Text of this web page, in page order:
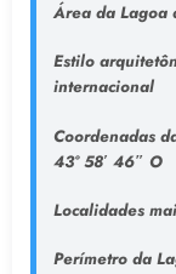
Área da Lagoa
Estilo
internacional
Coordenadas
43° 58′ 46″ O
Localidades
Perímetro da